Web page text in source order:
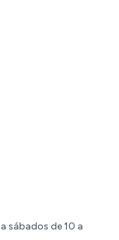
sábados de 10 a